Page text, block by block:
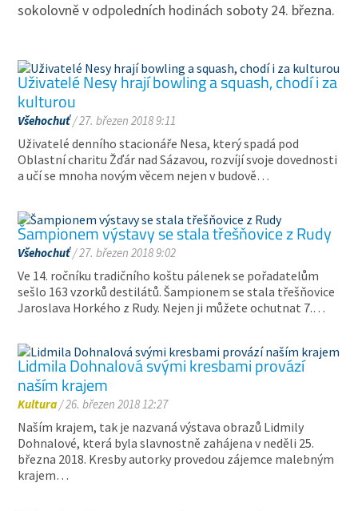
sokolovně v odpoledních hodinách soboty 24. března.
Uživatelé Nesy hrají bowling a squash, chodí i za
kulturou
Všehochuť/ 27. březen 2018 9:11
Uživatelé denního stacionáře Nesa, který spadá pod
Oblastní charitu Žďár nad Sázavou, rozvíjí svoje dovednosti
a učí se mnoha novým věcem nejen v budově…
Šampionem výstavy se stala třešňovice z Rudy
Všehochuť/ 27. březen 2018 9:02
Ve 14. ročníku tradičního koštu pálenek se pořadatelům
sešlo 163 vzorků destilátů. Šampionem se stala třešňovice
Jaroslava Horkého z Rudy. Nejen ji můžete ochutnat 7.…
Lidmila Dohnalová svými kresbami provází
naším krajem
Kultura/ 26. březen 2018 12:27
Naším krajem, tak je nazvaná výstava obrazů Lidmily
Dohnalové, která byla slavnostně zahájena v neděli 25.
března 2018. Kresby autorky provedou zájemce malebným
krajem…